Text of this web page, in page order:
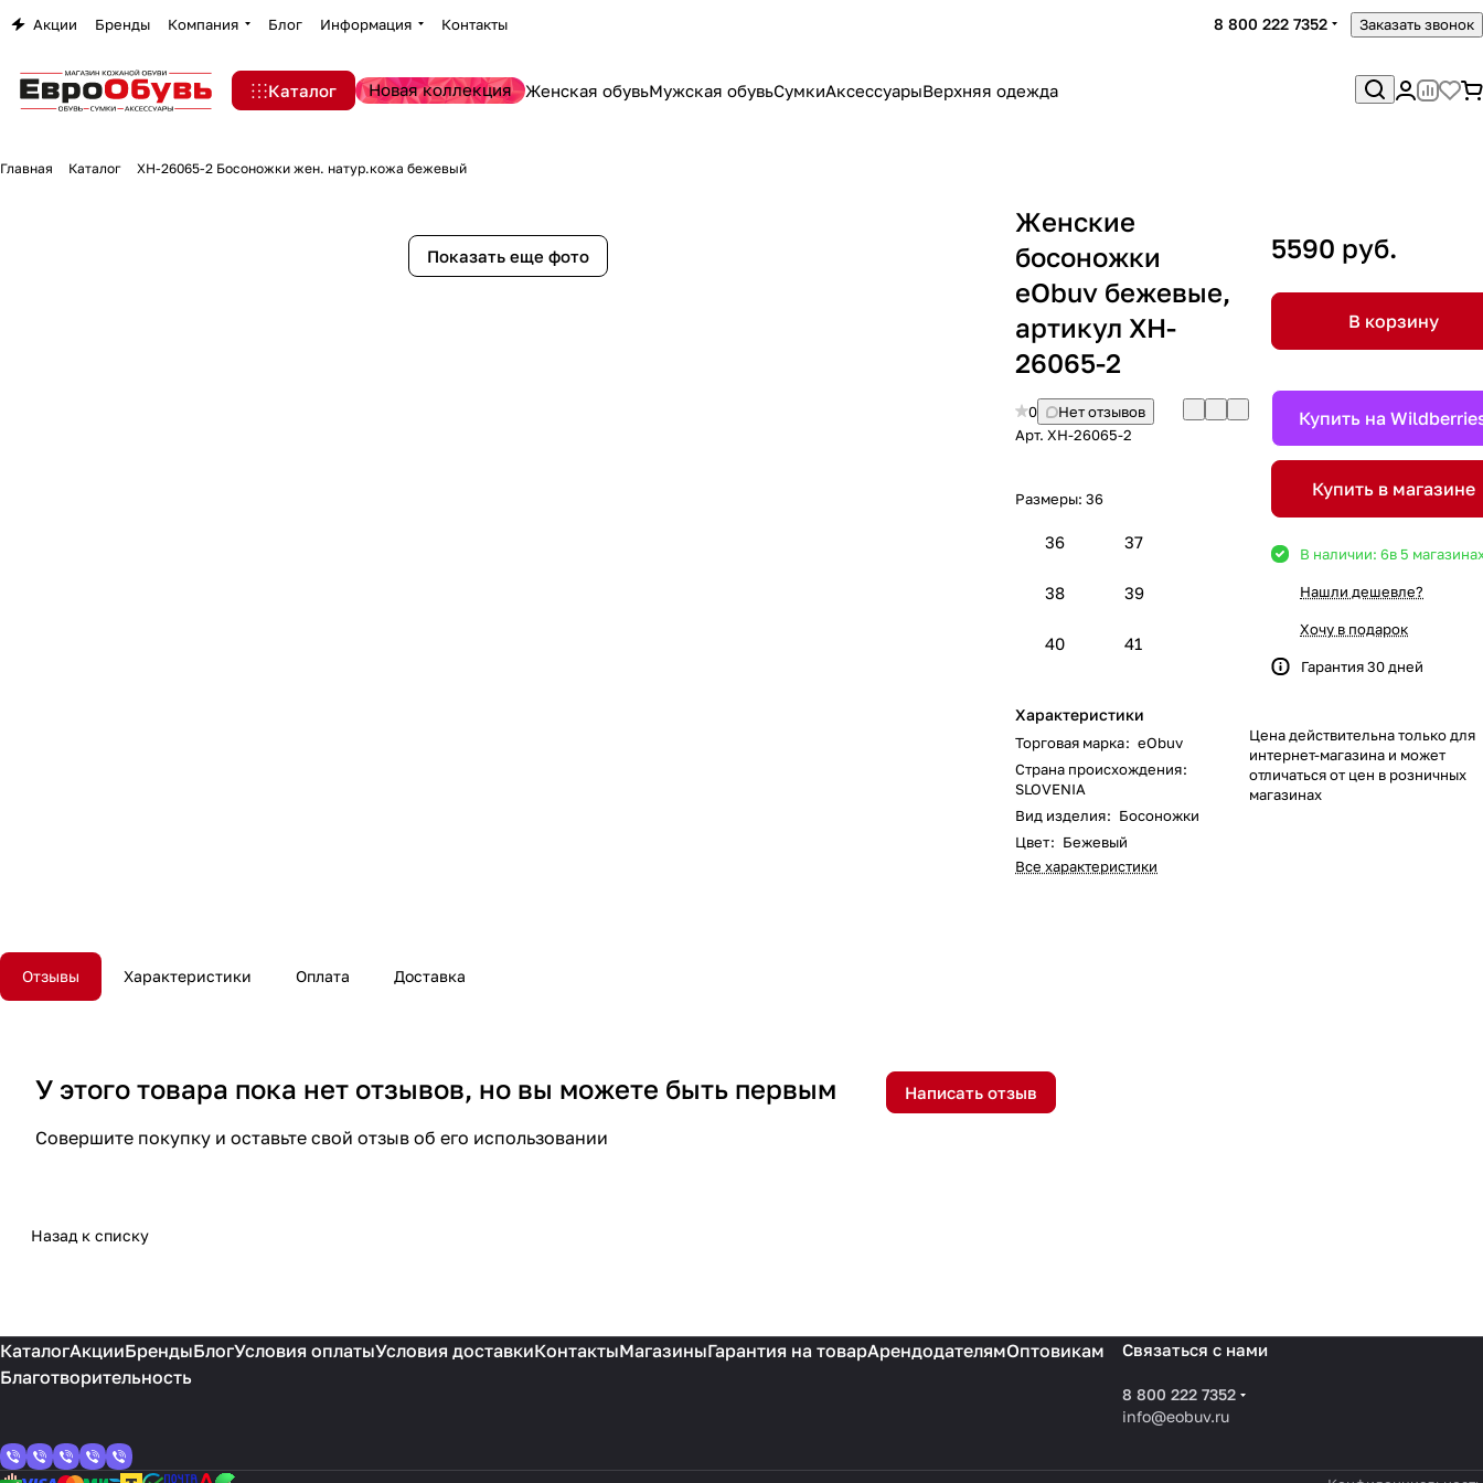
Акции Бренды Компания Блог Информация Контакты 8 800 222 7352 Заказать звонок
Каталог Новая коллекция Женская обувьМужская обувьСумкиАксессуарыВерхняя одежда
Главная Каталог XH-26065-2 Босоножки жен. натур.кожа бежевый
Показать еще фото
Женские
босоножки
eObuv бежевые,
артикул XH-
26065-2
0
Нет отзывов
Арт. XH-26065-2
Размеры: 36
36 37
38 39
40 41
Характеристики
Торговая марка: eObuv
Страна происхождения:
SLOVENIA
Вид изделия: Босоножки
Цвет: Бежевый
Все характеристики
5590 руб.
В корзину
Купить на
Купить в магазине
В наличии: 6в 5
Нашли дешевле?
Хочу в подарок
Гарантия 30 дней
Цена действительна только для
интернет-магазина и может
отличаться от цен в розничных
магазинах
Отзывы Характеристики Оплата Доставка
У этого товара пока нет отзывов, но вы можете быть первым
Совершите покупку и оставьте свой отзыв об его использовании
Написать отзыв
Назад к списку
КаталогАкцииБрендыБлогУсловия оплатыУсловия доставкиКонтактыМагазиныГарантия на товарАрендодателямОптовикам
Благотворительность
Связаться с нами
8 800 222 7352
info@eobuv.ru